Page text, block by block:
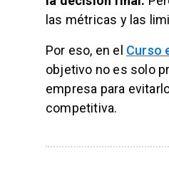
las métricas y las
Por eso, en el Curso
objetivo no es solo
empresa para
competitiva.